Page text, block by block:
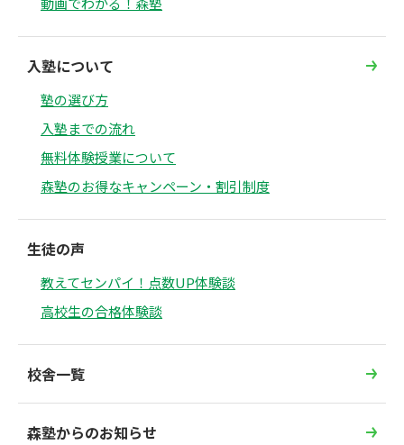
入塾について
塾の選び方
入塾までの流れ
無料体験授業について
森塾のお得なキャンペーン・割引制度
生徒の声
教えてセンパイ！点数UP体験談
高校生の合格体験談
校舎一覧
森塾からのお知らせ